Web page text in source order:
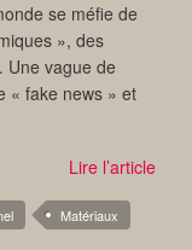
se méfie de
», des
vague de
« fake news » et
Lire l’article
Matériaux